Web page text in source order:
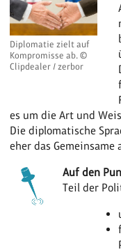
Diplomatie zielt auf
Kompromisse ab. ©
Clipdealer / zerbor
es um die Art und
Die diplomatische
eher das Gemeinsame
Auf den
Teil der